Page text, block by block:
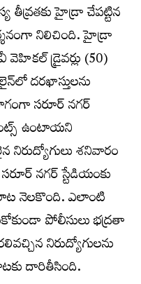
తీవ్రతకు హైడ్రా చేపట్టిన
నిలిచింది. హైడ్రా
వెహికల్ డ్రైవర్లు (50)
దరఖాస్తులను
సరూర్ నగర్
ఉంటాయని
నిరుద్యోగులు శనివారం
నగర్ స్టేడియంకు
నెలకొంది. ఎలాంటి
పోలీసులు భద్రతా
నిరుద్యోగులను
దారితీసింది.